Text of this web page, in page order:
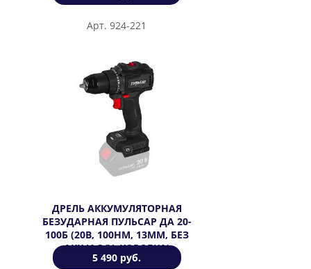
Арт. 924-221
ДРЕЛЬ АККУМУЛЯТОРНАЯ
БЕЗУДАРНАЯ ПУЛЬСАР ДА 20-
100Б (20В, 100НМ, 13ММ, БЕЗ
АКК И З/У, КОРОБКА)
5 490 руб.